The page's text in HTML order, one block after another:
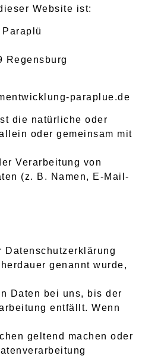
Website ist:
Regensburg
paraplue.de
die natürliche oder
oder gemeinsam mit
Verarbeitung von
(z. B. Namen, E-Mail-
genannt wurde,
Daten bei uns, bis der
entfällt. Wenn
geltend machen oder